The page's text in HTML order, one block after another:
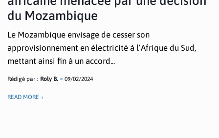
du Mozambique
Le Mozambique envisage de cesser son
approvisionnement en électricité à l’Afrique du Sud,
mettant ainsi fin à un accord...
Rédigé par : Roly B. 09/02/2024
READ MORE